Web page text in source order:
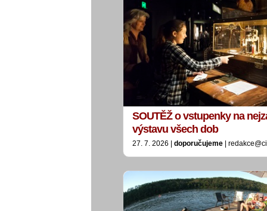
SOUTĚŽ o vstupenky na
výstavu všech dob
27. 7. 2026 | doporučujeme |